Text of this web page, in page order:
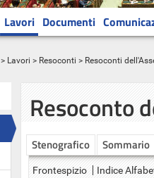
Lavori Documenti
> Lavori > Resoconti > Resoconti
Resoconto
Stenografico Sommario
Frontespizio Indice